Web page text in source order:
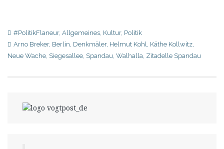
#PolitikFlaneur, Allgemeines Kultur, Politik
Arno Breker, Berlin Denkmäler, Helmut Kohl Käthe Kollwitz
Neue Wache Siegesallee Spandau Walhalla Zitadelle Spandau